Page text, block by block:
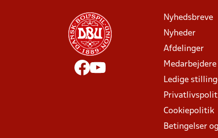
Nyhedsbreve
Nyheder
Afdelinger
Medarbejdere
Ledige
Cookiepolitik
Betingelser